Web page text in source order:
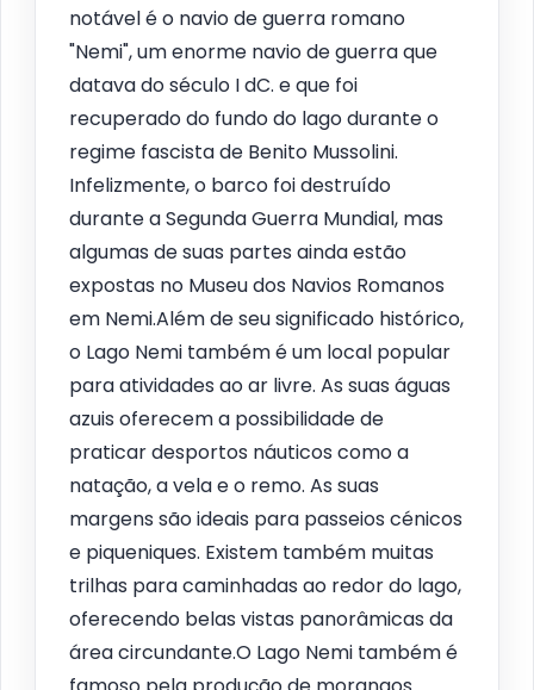
notável é o navio de guerra romano
"Nemi", um enorme navio de guerra que
datava do século I dC. e que foi
recuperado do fundo do lago durante o
regime fascista de Benito Mussolini.
Infelizmente, o barco foi destruído
durante a Segunda Guerra Mundial, mas
algumas de suas partes ainda estão
expostas no Museu dos Navios Romanos
em Nemi.Além de seu significado histórico,
o Lago Nemi também é um local popular
para atividades ao ar livre. As suas águas
azuis oferecem a possibilidade de
praticar desportos náuticos como a
natação, a vela e o remo. As suas
margens são ideais para passeios cénicos
e piqueniques. Existem também muitas
trilhas para caminhadas ao redor do lago,
oferecendo belas vistas panorâmicas da
área circundante.O Lago Nemi também é